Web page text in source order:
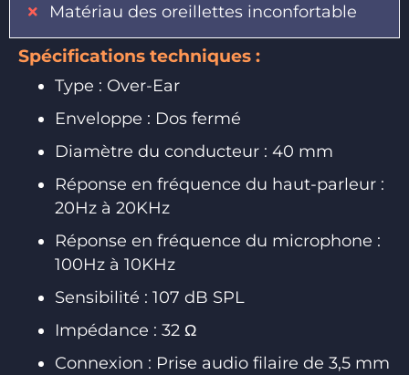
Matériau des oreillettes inconfortable
Spécifications techniques :
Type : Over-Ear
Enveloppe : Dos fermé
Diamètre du conducteur : 40 mm
Réponse en fréquence du haut-parleur :
20Hz à 20KHz
Réponse en fréquence du microphone :
100Hz à 10KHz
Sensibilité : 107 dB SPL
Impédance : 32 Ω
Connexion : Prise audio filaire de 3,5 mm